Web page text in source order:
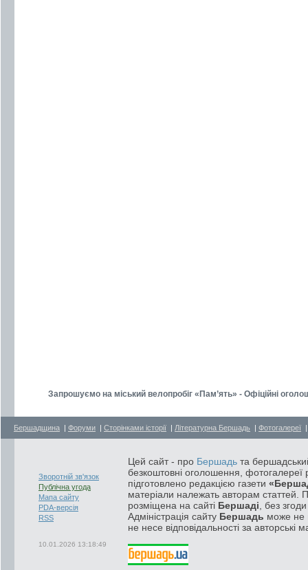
Запрошуємо на міський велопробіг «Пам’ять» - Офіційні
Бершадщина | Форуми | Сторінками історії | Літературна Бершадь | Фотогалереї
Зворотній зв'язок
Публічна угода
Мапа сайту
PDA-версія
RSS
10.01.2026 13:18:49
Цей сайт - про Бершадь та
безкоштовні оголошення, фотогалереї
підготовлено редакцією газети
матеріали належать авторам статтей.
розміщена на сайті Бершаді , без
Адміністрація сайту Бершадь може не
не несе відповідальності за авторські